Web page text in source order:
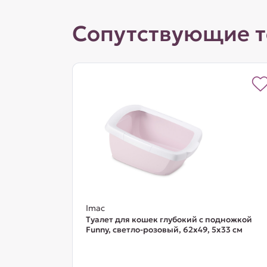
Сопутствующие
Imac
Туалет для кошек глубокий с подножкой
Funny, светло-розовый, 62х49, 5х33 см